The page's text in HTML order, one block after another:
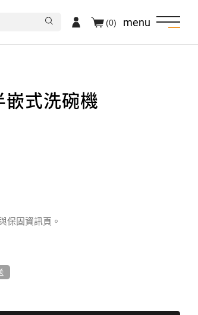
menu
(0)
式洗碗機
保固資訊頁。